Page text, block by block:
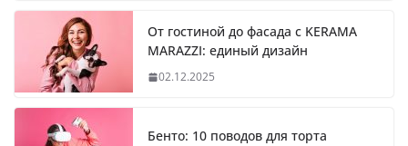
От гостиной до фасада с KERAMA
MARAZZI: единый дизайн
02.12.2025
Бенто: 10 поводов для торта